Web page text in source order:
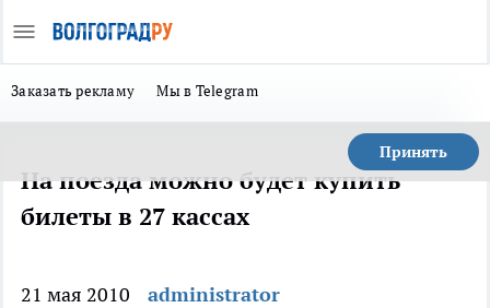
Заказать рекламу Мы в Telegram
Принять
На поезда можно будет купить
билеты в 27 кассах
21 мая 2010
administrator